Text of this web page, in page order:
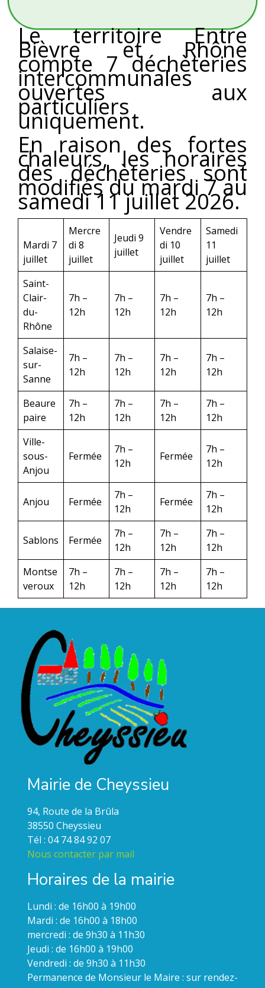
Le territoire Entre
Bièvre et Rhône
compte 7 déchèteries
intercommunales
ouvertes aux
particuliers
uniquement.
En raison des fortes
chaleurs, les horaires
des déchèteries sont
modifiés du mardi 7 au
samedi 11 juillet 2026.
Mardi 7
juillet
Mercre
di 8
juillet
Jeudi 9
juillet
Vendre
di 10
juillet
Samedi
11
juillet
Saint-
Clair-
du-
Rhône
7h –
12h
7h –
12h
7h –
12h
7h –
12h
Salaise-
sur-
Sanne
7h –
12h
7h –
12h
7h –
12h
7h –
12h
Beaure
paire
7h –
12h
7h –
12h
7h –
12h
7h –
12h
Ville-
sous-
Anjou
Fermée
7h –
12h
Fermée
7h –
12h
Anjou Fermée
7h –
12h
Fermée
7h –
12h
Sablons Fermée
7h –
12h
7h –
12h
7h –
12h
Montse
veroux
7h –
12h
7h –
12h
7h –
12h
7h –
12h
Mairie de Cheyssieu
94, Route de la Brûla
38550 Cheyssieu
Tél : 04 74 84 92 07
Nous contacter par mail
Horaires de la mairie
Lundi : de 16h00 à 19h00
Mardi : de 16h00 à 18h00
mercredi : de 9h30 à 11h30
Jeudi : de 16h00 à 19h00
Vendredi : de 9h30 à 11h30
Permanence de Monsieur le Maire : sur rendez-